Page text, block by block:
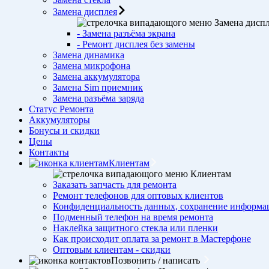
Замена дисплея
Замена
- Замена разъёма экрана
- Ремонт дисплея без замены
Замена динамика
Замена микрофона
Замена аккумулятора
Замена Sim приемник
Замена разъёма заряда
Статус Ремонта
Аккумуляторы
Бонусы и скидки
Цены
Контакты
Клиентам
Клиентам
Заказать запчасть для ремонта
Ремонт телефонов для оптовых клиентов
Конфиденциальность данных, сохранение
Подменный телефон на время ремонта
Наклейка защитного стекла или пленки
Как происходит оплата за ремонт в Мастерфоне
Оптовым клиентам - скидки
Позвонить / написать